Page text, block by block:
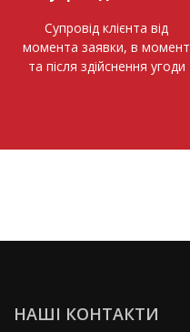
Супровід клієнта від
момента заявки, в момент
та після здійснення угоди
НАШІ КОНТАКТИ